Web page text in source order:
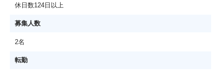
休日数124日以上
募集人数
2名
転勤